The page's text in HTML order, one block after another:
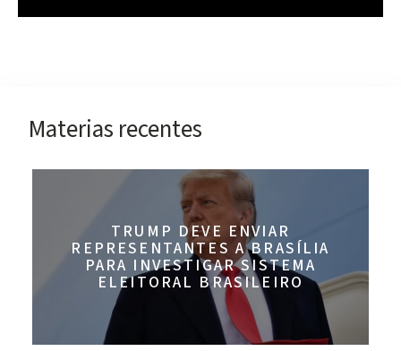
Materias recentes
TRUMP DEVE ENVIAR
REPRESENTANTES A BRASÍLIA
PARA INVESTIGAR SISTEMA
ELEITORAL BRASILEIRO